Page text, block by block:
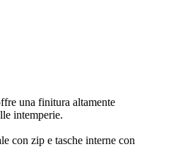
una finitura altamente
intemperie.
con zip e tasche interne con